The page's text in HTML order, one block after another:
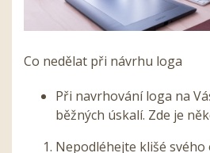
Co nedělat při návrhu loga
Při navrhování loga na
běžných úskalí. Zde je
Nepodléhejte klišé svého